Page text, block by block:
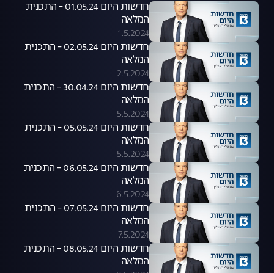
חדשות היום 01.05.24 - התכנית
המלאה
1.5.2024
חדשות היום 02.05.24 - התכנית
המלאה
2.5.2024
חדשות היום 30.04.24 - התכנית
המלאה
5.5.2024
חדשות היום 05.05.24 - התכנית
המלאה
5.5.2024
חדשות היום 06.05.24 - התכנית
המלאה
6.5.2024
חדשות היום 07.05.24 - התכנית
המלאה
7.5.2024
חדשות היום 08.05.24 - התכנית
המלאה